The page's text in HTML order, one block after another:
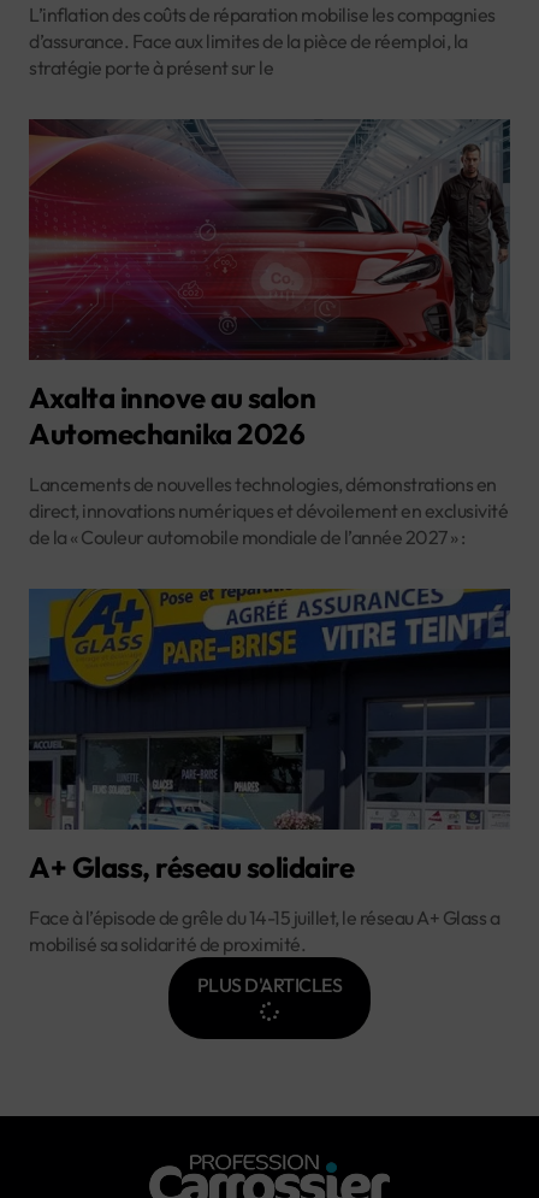
L’inflation des coûts de réparation mobilise les compagnies
d’assurance. Face aux limites de la pièce de réemploi, la
stratégie porte à présent sur le
Axalta innove au salon
Automechanika 2026
Lancements de nouvelles technologies, démonstrations en
direct, innovations numériques et dévoilement en exclusivité
de la « Couleur automobile mondiale de l’année 2027 » :
A+ Glass, réseau solidaire
Face à l’épisode de grêle du 14-15 juillet, le réseau A+ Glass a
mobilisé sa solidarité de proximité.
PLUS D'ARTICLES